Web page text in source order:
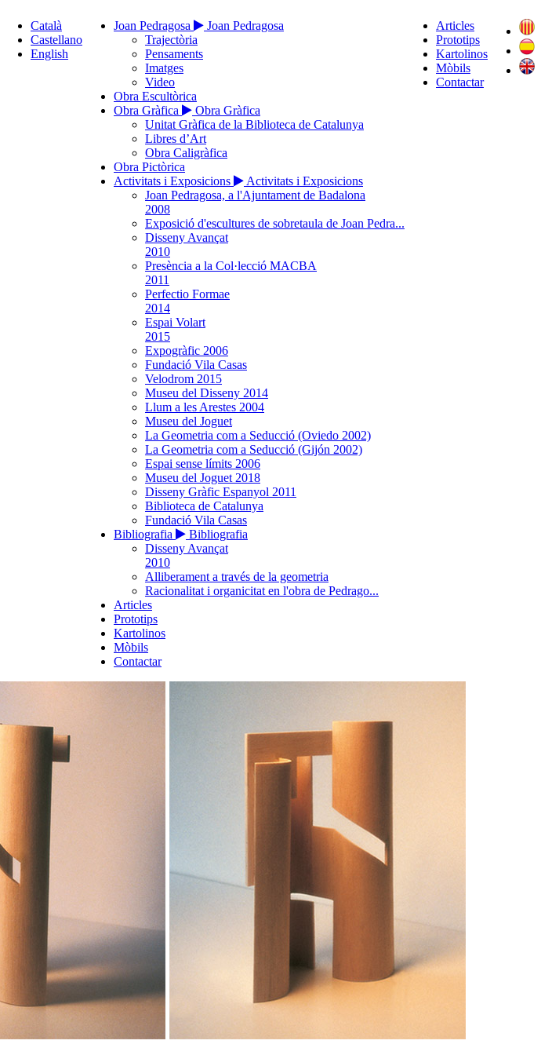
Articles
Prototips
Kartolinos
Mòbils
Contactar
Joan Pedragosa
Joan Pedragosa
Trajectòria
Pensaments
Imatges
Video
Obra Escultòrica
Obra Gràfica
Obra Gràfica
Unitat Gràfica de la Biblioteca de Catalunya
Libres d’Art
Obra Caligràfica
Obra Pictòrica
Activitats i Exposicions
Activitats i Exposicions
Joan Pedragosa, a l'Ajuntament de Badalona
2008
Exposició d'escultures de sobretaula de Joan Pedra...
Disseny Avançat
2010
Presència a la Col·lecció MACBA
2011
Perfectio Formae
2014
Espai Volart
2015
Expogràfic 2006
Fundació Vila Casas
Velodrom 2015
Museu del Disseny 2014
Llum a les Arestes 2004
Museu del Joguet
La Geometria com a Seducció (Oviedo 2002)
La Geometria com a Seducció (Gijón 2002)
Espai sense límits 2006
Museu del Joguet 2018
Disseny Gràfic Espanyol 2011
Biblioteca de Catalunya
Fundació Vila Casas
Bibliografia
Bibliografia
Disseny Avançat
2010
Alliberament a través de la geometria
Racionalitat i organicitat en l'obra de Pedrago...
Articles
Prototips
Kartolinos
Mòbils
Contactar
Català
Castellano
English